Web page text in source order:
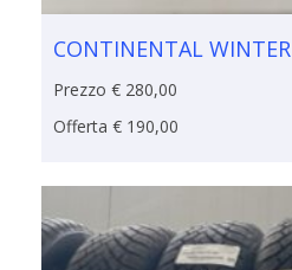
CONTINENTAL WINTER
Prezzo € 280,00
Offerta € 190,00